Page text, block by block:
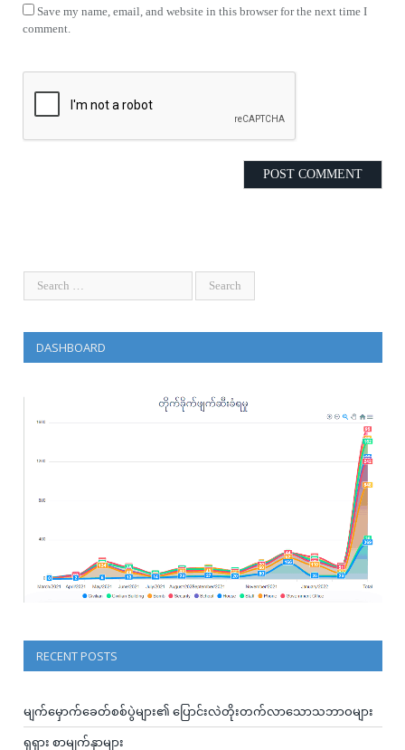
Save my name, email, and website in this browser for the next time I
comment.
DASHBOARD
RECENT POSTS
မျက်မှောက်ခေတ်စစ်ပွဲများ၏ ပြောင်းလဲတိုးတက်လာသောသဘာဝများ
ရုရှား စာမျက်နှာများ